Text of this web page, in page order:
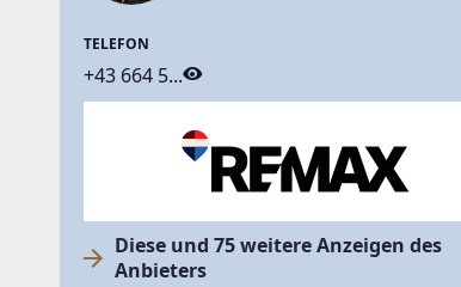
TELEFON
+43 664 5...
Diese und 75 weitere Anzeigen des
Anbieters